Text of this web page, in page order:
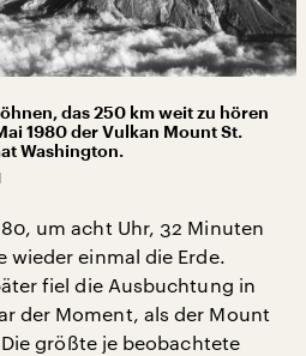
das 250 km weit zu hören
1980 der Vulkan Mount St.
Washington.
um acht Uhr, 32 Minuten
wieder einmal die Erde.
fiel die Ausbuchtung in
der Moment, als der Mount
größte je beobachtete